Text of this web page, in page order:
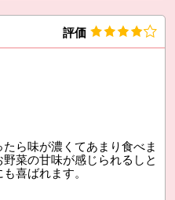
評価
ら味が濃くてあまり食べま
菜の甘味が感じられるしと
喜ばれます。